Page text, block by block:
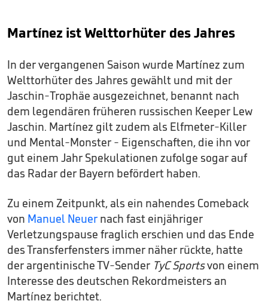
Martínez ist Welttorhüter des Jahres
In der vergangenen Saison wurde Martínez zum
Welttorhüter des Jahres gewählt und mit der
Jaschin-Trophäe ausgezeichnet, benannt nach
dem legendären früheren russischen Keeper Lew
Jaschin. Martínez gilt zudem als Elfmeter-Killer
und Mental-Monster - Eigenschaften, die ihn vor
gut einem Jahr Spekulationen zufolge sogar auf
das Radar der Bayern befördert haben.
Zu einem Zeitpunkt, als ein nahendes Comeback
von Manuel Neuer nach fast einjähriger
Verletzungspause fraglich erschien und das Ende
des Transferfensters immer näher rückte, hatte
der argentinische TV-Sender TyC Sportsvon einem
Interesse des deutschen Rekordmeisters an
Martínez berichtet.